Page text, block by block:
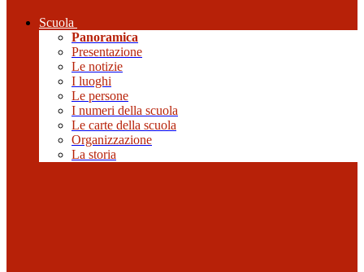
Scuola
Panoramica
Presentazione
Le notizie
I luoghi
Le persone
I numeri della scuola
Le carte della scuola
Organizzazione
La storia